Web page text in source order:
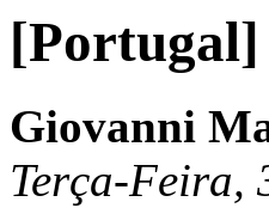
[Portugal]
Giovanni
Terça-Feira,